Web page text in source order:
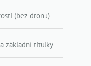
(bez dronu)
základní titulky